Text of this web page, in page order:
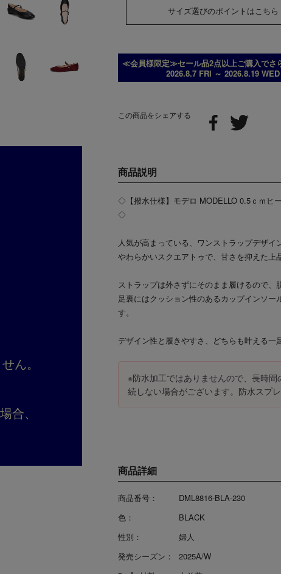
ん。
合、
この商品をシェアする
商品詳細
商品番号：
DML8816-BLA-230
色：
BLACK
性別：
婦人
発売シーズン：
2025A/W
商品説明
◇【撥水仕様】モデロ MODELLO 0.5ｃｍヒ
◇
人気が高まっている、ワンストラップデザイ
やわらかいスクエアトゥで、甘さを抑えた上
ストラップは外さずにそのまま履けるので、
足裏にはクッション性のあるカップインソ
す。
デザイン性と履きやすさ、どちらも叶える一
※防水加工ではありませんので、長時
続しない場合がございます。防水スプ
サイズ選びのポイントはこちら
≪会員様限定≫セール品2点以上ご購入でさ
2026.8.7 FRI ～ 2026.8.19 WED